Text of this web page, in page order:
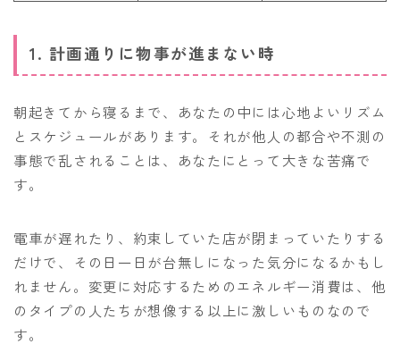
1. 計画通りに物事が進まない時
朝起きてから寝るまで、あなたの中には心地よいリズム
とスケジュールがあります。それが他人の都合や不測の
事態で乱されることは、あなたにとって大きな苦痛で
す。
電車が遅れたり、約束していた店が閉まっていたりする
だけで、その日一日が台無しになった気分になるかもし
れません。変更に対応するためのエネルギー消費は、他
のタイプの人たちが想像する以上に激しいものなので
す。